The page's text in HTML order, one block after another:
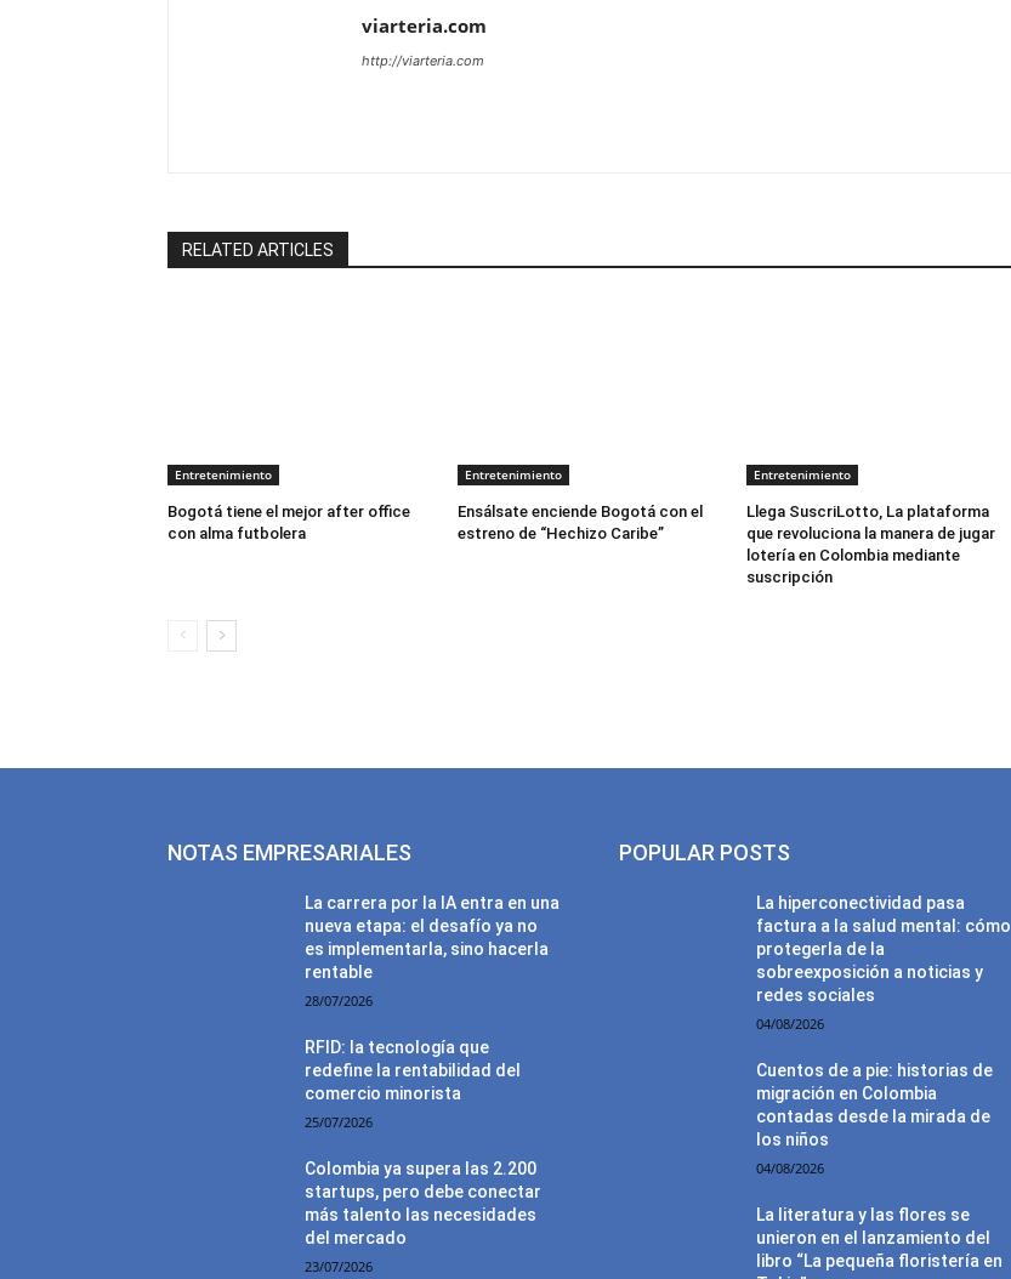
viarteria.com
http://viarteria.com
RELATED ARTICLES
Entretenimiento
Bogotá tiene el mejor after office
con alma futbolera
Entretenimiento
Ensálsate enciende Bogotá con el
estreno de “Hechizo Caribe”
Entretenimiento
Llega SuscriLotto, La plataforma
que revoluciona la manera de jugar
lotería en Colombia mediante
suscripción
NOTAS EMPRESARIALES
La carrera por la IA entra en una
nueva etapa: el desafío ya no
es implementarla, sino hacerla
rentable
28/07/2026
RFID: la tecnología que
redefine la rentabilidad del
comercio minorista
25/07/2026
Colombia ya supera las 2.200
startups, pero debe conectar
más talento las necesidades
del mercado
23/07/2026
POPULAR POSTS
La hiperconectividad pasa
factura a la salud mental: cómo
protegerla de la
sobreexposición a noticias y
redes sociales
04/08/2026
Cuentos de a pie: historias de
migración en Colombia
contadas desde la mirada de
los niños
04/08/2026
La literatura y las flores se
unieron en el lanzamiento del
libro “La pequeña floristería en